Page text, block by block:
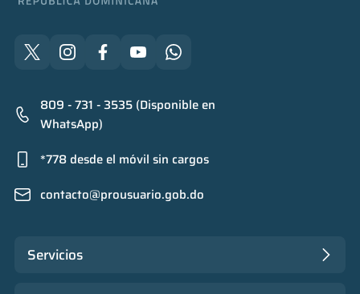
809 - 731 - 3535 (Disponible en
WhatsApp)
*778 desde el móvil sin cargos
contacto@prousuario.gob.do
Servicios